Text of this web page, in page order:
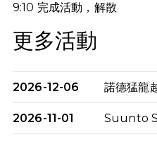
9:10 完成活動，解散
更多活動
2026-12-06 諾德猛龍
2026-11-01 Suunto